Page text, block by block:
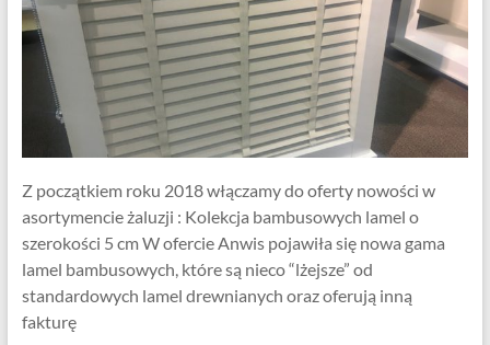
Z początkiem roku 2018 włączamy do oferty nowości w
asortymencie żaluzji : Kolekcja bambusowych lamel o
szerokości 5 cm W ofercie Anwis pojawiła się nowa gama
lamel bambusowych, które są nieco “lżejsze” od
standardowych lamel drewnianych oraz oferują inną
fakturę